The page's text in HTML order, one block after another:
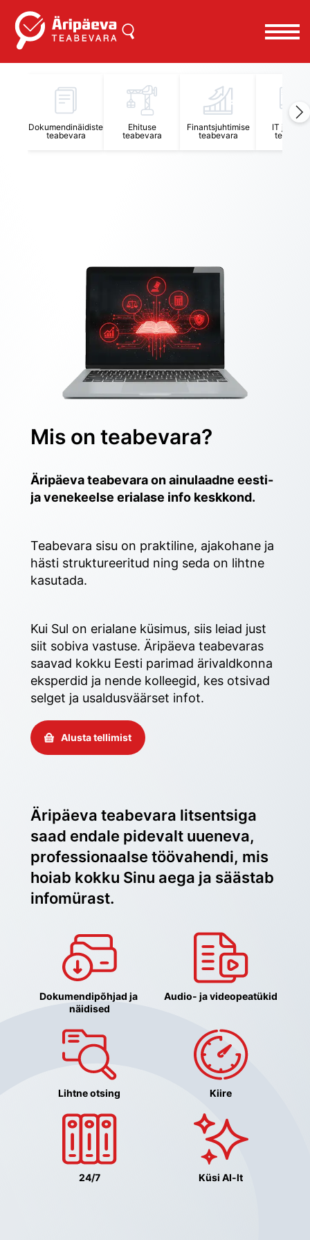
Dokumendinäidiste
teabevara
Ehituse
teabevara
Finantsjuhtimise
teabevara
IT
Mis on teabevara?
Äripäeva teabevara on ainulaadne eesti-
ja venekeelse erialase info keskkond.
Teabevara sisu on praktiline, ajakohane ja
hästi struktureeritud ning seda on lihtne
kasutada.
Kui Sul on erialane küsimus, siis leiad just
siit sobiva vastuse. Äripäeva teabevaras
saavad kokku Eesti parimad ärivaldkonna
eksperdid ja nende kolleegid, kes otsivad
selget ja usaldusväärset infot.
Alusta tellimist
Äripäeva teabevara litsentsiga
saad endale pidevalt uueneva,
professionaalse töövahendi, mis
hoiab kokku Sinu aega ja säästab
infomürast.
Dokumendipõhjad ja
näidised
Audio- ja videopeatükid
Lihtne otsing Kiire
24/7 Küsi AI-lt